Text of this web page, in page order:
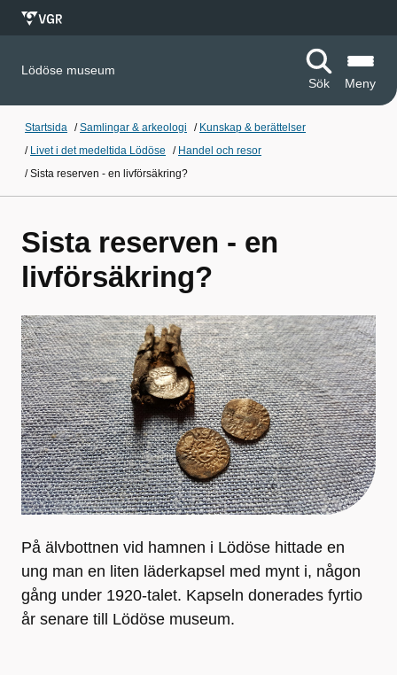
Lödöse museum
Sök
Meny
Startsida /Samlingar & arkeologi / Kunskap & berättelser
/ Livet i det medeltida Lödöse / Handel och resor
/Sista reserven - en livförsäkring?
Sista reserven - en
livförsäkring?
På älvbottnen vid hamnen i Lödöse hittade en
ung man en liten läderkapsel med mynt i, någon
gång under 1920-talet. Kapseln donerades fyrtio
år senare till Lödöse museum.